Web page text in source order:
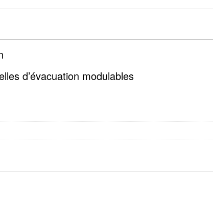
d’évacuation modulables